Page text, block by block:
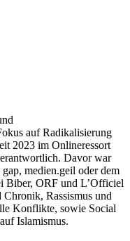
auf Radikalisierung
2023 im Onlineressort
Davor war
gap, medien.geil oder dem
Biber, ORF und L’Officiel
Rassismus und
Konflikte, sowie Social
Islamismus.